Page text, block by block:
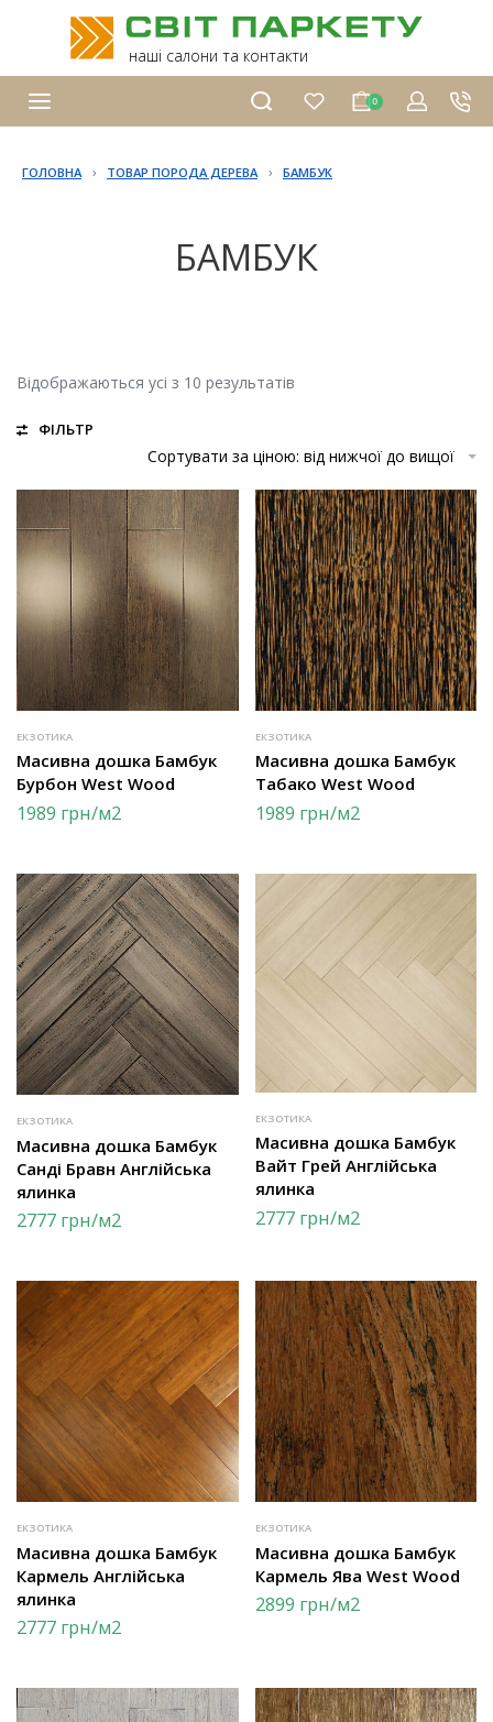
наші салони та контакти
0
ГОЛОВНА › ТОВАР ПОРОДА ДЕРЕВА › БАМБУК
БАМБУК
Відображаються усі з 10 результатів
ФІЛЬТР
Сортувати за ціною: від нижчої до вищої
ЕКЗОТИКА
Масивна дошка Бамбук
Бурбон West Wood
1989 грн/м2
ЕКЗОТИКА
Масивна дошка Бамбук
Табако West Wood
1989 грн/м2
ЕКЗОТИКА
Масивна дошка Бамбук
Санді Бравн Англійська
ялинка
2777 грн/м2
ЕКЗОТИКА
Масивна дошка Бамбук
Вайт Грей Англійська
ялинка
2777грн/м2
ЕКЗОТИКА
Масивна дошка Бамбук
Кармель Англійська
ялинка
2777 грн/м2
ЕКЗОТИКА
Масивна дошка Бамбук
Кармель Ява West Wood
2899 грн/м2